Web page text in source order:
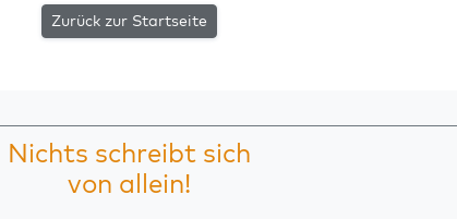
Zurück zur Startseite
Nichts schreibt sich
von allein!